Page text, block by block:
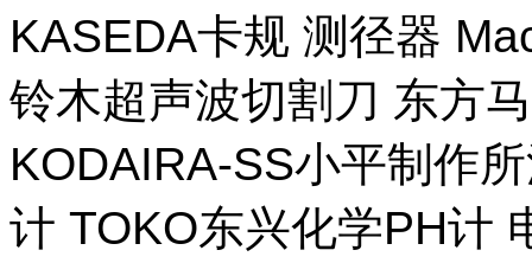
KASEDA卡规 测径器
铃木超声波切割刀 东方
KODAIRA-SS小平制作
计 TOKO东兴化学PH计